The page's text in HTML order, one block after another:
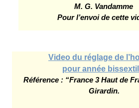
M. G. Vandamme
Pour l’envoi de cette
Video du réglage de
pour année
Référence : “France 3 Haut de
Girardin.